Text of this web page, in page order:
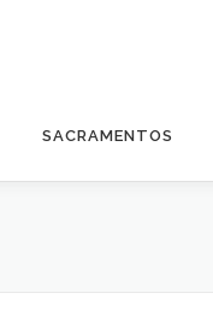
SACRAMENTOS